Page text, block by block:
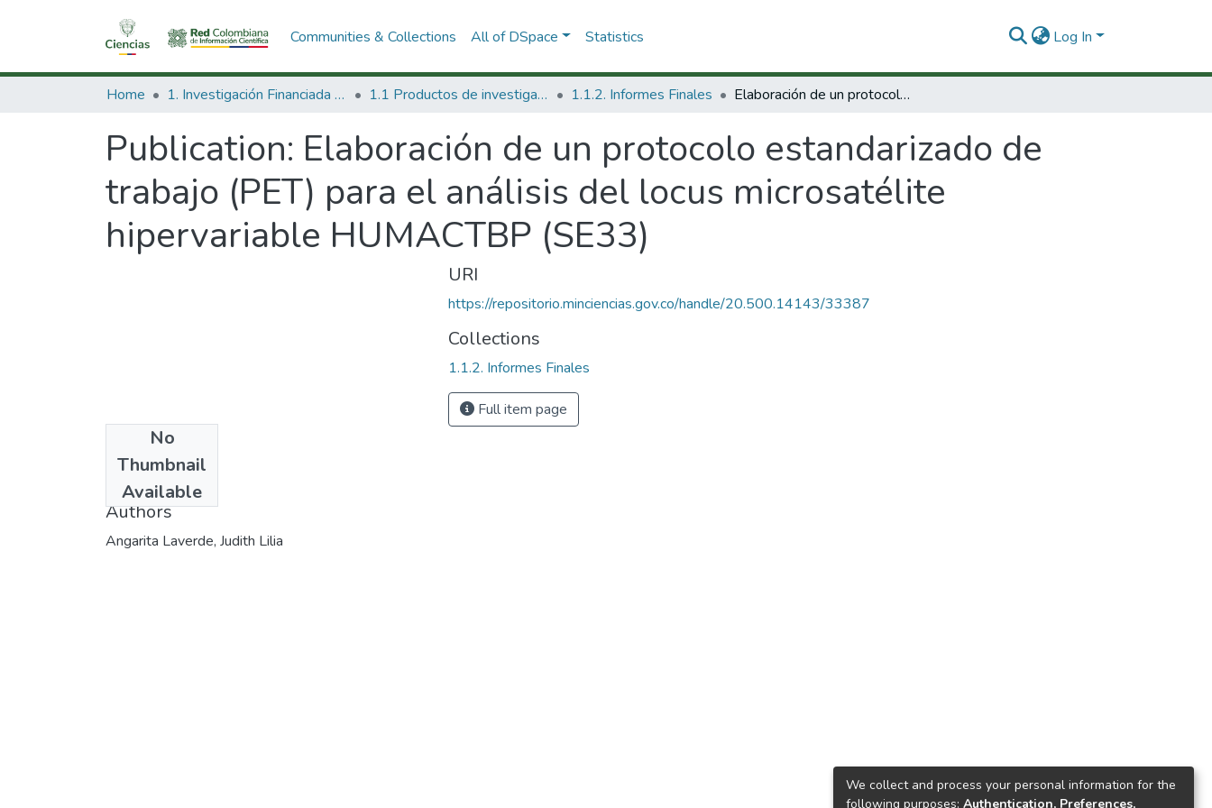
Communities & Collections All of DSpace Statistics Log In
Home 1. Investigación Financiada con Recursos Públicos 1.1 Productos de investigación 1.1.2. Informes Finales Elaboración de un protocolo estandarizado de trabajo (PET) para el análisis del locus microsatélite hipervariable HUMACTBP (SE33)
Publication: Elaboración de un protocolo estandarizado de
trabajo (PET) para el análisis del locus microsatélite
hipervariable HUMACTBP (SE33)
No
Thumbnail
Available
2005
Authors
Angarita Laverde, Judith Lilia
URI
https://repositorio.minciencias.gov.co/handle/20.500.14143/33387
Collections
1.1.2. Informes Finales
Full item page
We collect and process your personal information for the
following purposes: Authentication, Preferences,